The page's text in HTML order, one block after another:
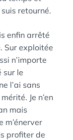
retourné.
enfin arrêté
Sur exploitée
n’importe
sur le
l’ai sans
Je n’en
mais
m’énerver
profiter de